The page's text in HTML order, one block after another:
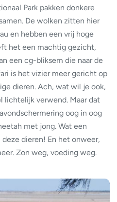
Park pakken donkere
De wolken zitten hier
en hebben een vrij hoge
het een machtig gezicht,
een cg-bliksem die naar de
is het vizier meer gericht op
dieren. Ach, wat wil je ook,
lichtelijk verwend. Maar dat
oog in oog
met jong. Wat een
dieren! En het onweer,
Zon weg, voeding weg.